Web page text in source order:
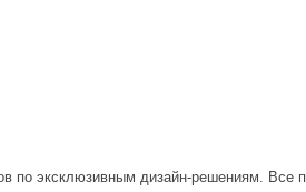
по эксклюзивным дизайн-решениям. Все